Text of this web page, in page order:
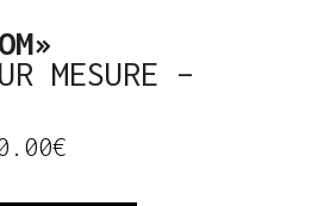
MESURE –
€